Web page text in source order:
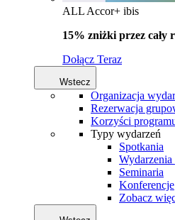
ALL Accor+ ibis
15% zniżki przez cały
Dołącz Teraz
Wstecz
Organizacja
Rezerwacja
Korzyści
Typy wydarzeń
Spotkania
Seminaria
Konferencje
Zobacz